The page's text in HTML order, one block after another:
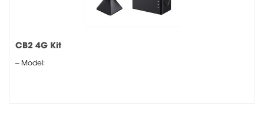
CB2 4G Kit
– Model: